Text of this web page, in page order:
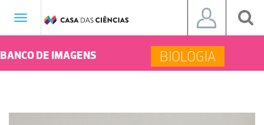
Toggle
BANCO DE IMAGENS BIOLOGIA